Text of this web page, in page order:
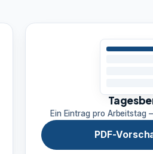
Ein Eintrag pro Arbeitstag
PDF-